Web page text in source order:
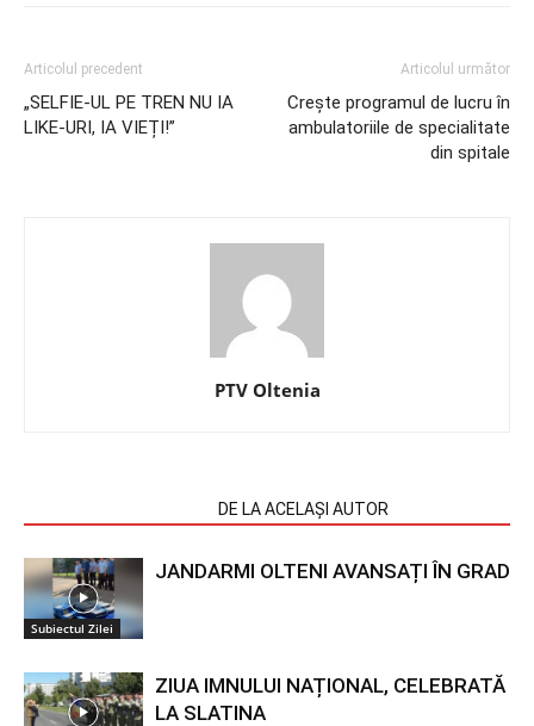
Articolul precedent
„SELFIE-UL PE TREN NU IA
LIKE-URI, IA VIEȚI!”
Articolul următor
Crește programul de lucru în
ambulatoriile de specialitate
din spitale
PTV Oltenia
DE LA ACELAȘI AUTOR
Subiectul Zilei
JANDARMI OLTENI AVANSAȚI ÎN GRAD
ZIUA IMNULUI NAȚIONAL, CELEBRATĂ
LA SLATINA